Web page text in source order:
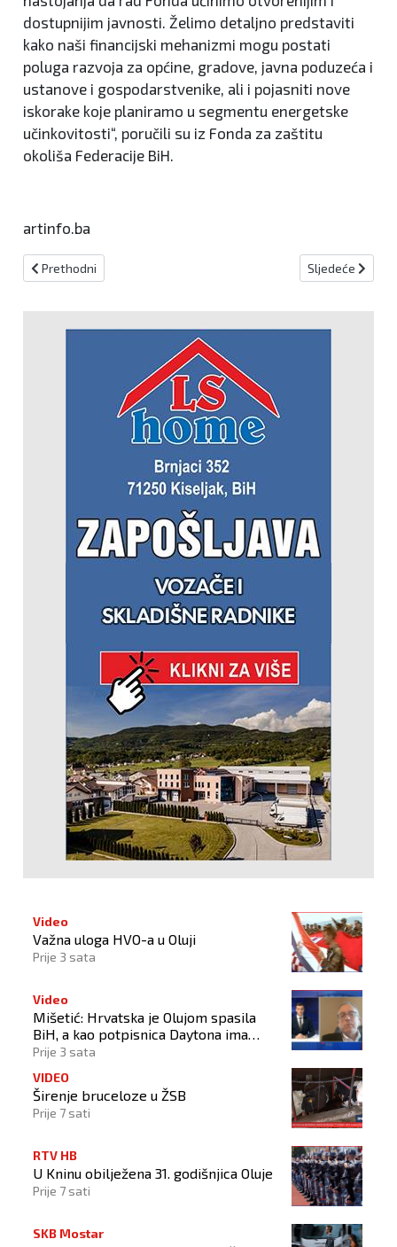
dostupnijim javnosti. Želimo detaljno predstaviti
kako naši financijski mehanizmi mogu postati
poluga razvoja za općine, gradove, javna poduzeća i
ustanove i gospodarstvenike, ali i pojasniti nove
iskorake koje planiramo u segmentu energetske
učinkovitosti“, poručili su iz Fonda za zaštitu
okoliša Federacije BiH.
artinfo.ba
Prethodni članak: Gradi se prva javna Sigurna kuća u Federaciji BiH
Prethodni Sljedeći
Sljedeće
Video
Važna uloga HVO-a u Oluji
Prije 3 sata
Video
Mišetić: Hrvatska je Olujom spasila
BiH, a kao potpisnica Daytona ima
puno pravo štititi hrvatski narod
Prije 3 sata
VIDEO
Širenje bruceloze u ŽSB
Prije 7 sati
RTV HB
U Kninu obilježena 31. godišnjica Oluje
Prije 7 sati
SKB Mostar